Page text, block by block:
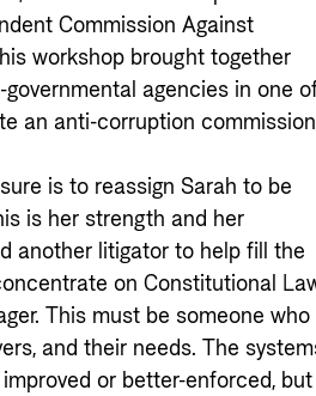
Commission Against
workshop brought together
agencies in one
an anti-corruption commission
is to reassign Sarah to be
is her strength and her
another litigator to help fill the
on Constitutional
This must be someone who
and their needs. The
or better-enforced, but